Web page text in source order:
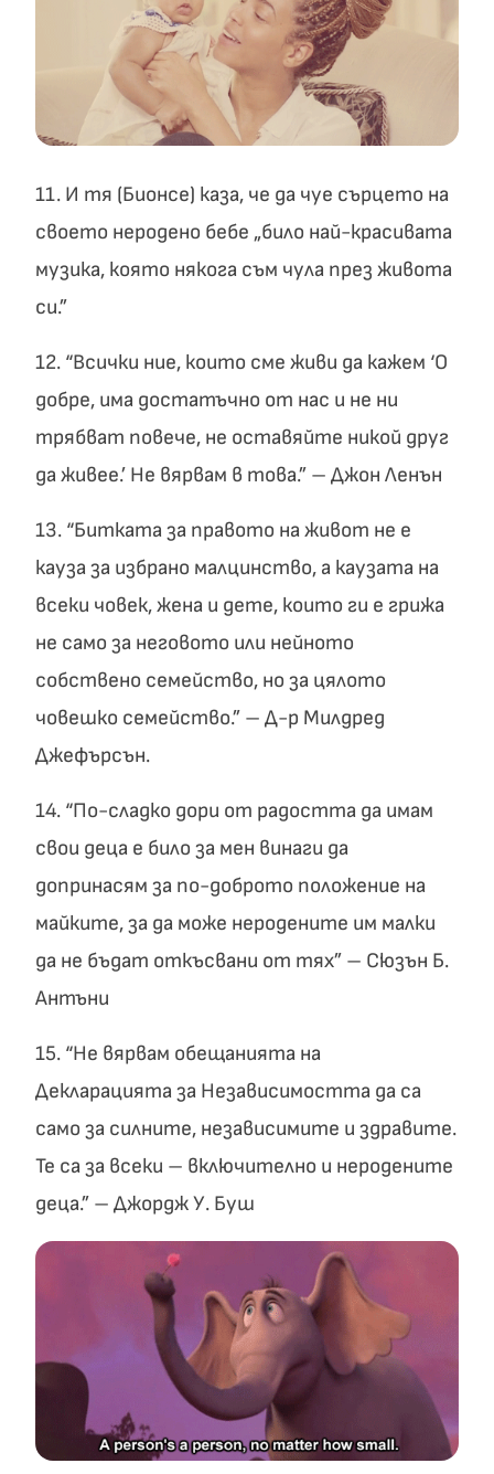
11. И тя (Бионсе) каза, че да чуе сърцето на
своето неродено бебе „било най-красивата
музика, която някога съм чула през живота
си.”
12. “Всички ние, които сме живи да кажем ‘О
добре, има достатъчно от нас и не ни
трябват повече, не оставяйте никой друг
да живее.’ Не вярвам в това.” – Джон Ленън
13. “Битката за правото на живот не е
кауза за избрано малцинство, а каузата на
всеки човек, жена и дете, които ги е грижа
не само за неговото или нейното
собствено семейство, но за цялото
човешко семейство.” – Д-р Милдред
Джефърсън.
14. “По-сладко дори от радостта да имам
свои деца е било за мен винаги да
допринасям за по-доброто положение на
майките, за да може неродените им малки
да не бъдат откъсвани от тях” – Сюзън Б.
Антъни
15. “Не вярвам обещанията на
Декларацията за Независимостта да са
само за силните, независимите и здравите.
Те са за всеки – включително и неродените
деца.” – Джордж У. Буш